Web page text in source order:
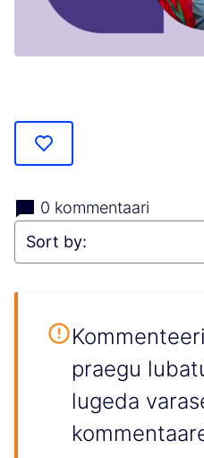
0 kommentaari
praegu
lugeda